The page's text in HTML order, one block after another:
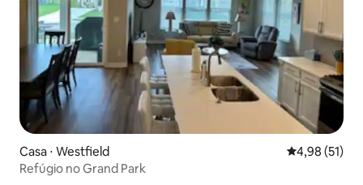
Casa ⋅ Westfield 4,98 de uma
4,98 (51)
Refúgio no Grand Park